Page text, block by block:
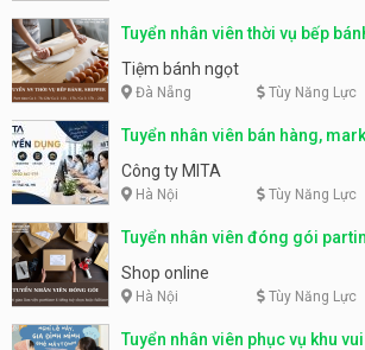
Tuyển nhân viên thời vụ bếp
Tiệm bánh ngọt
Đà Nẵng Tùy Năng Lực
Tuyển nhân viên bán hàng,
parttime, fulltime
Công ty MITA
Hà Nội Tùy Năng Lực
Tuyển nhân viên đóng gói
Shop online
Hà Nội Tùy Năng Lực
Tuyển nhân viên phục vụ khu